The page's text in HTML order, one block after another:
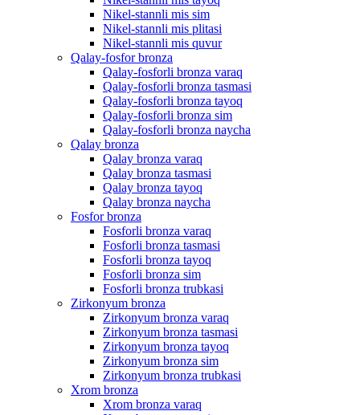
Nikel-stannli mis sim
Nikel-stannli mis plitasi
Nikel-stannli mis quvur
Qalay-fosfor bronza
Qalay-fosforli bronza varaq
Qalay-fosforli bronza tasmasi
Qalay-fosforli bronza tayoq
Qalay-fosforli bronza sim
Qalay-fosforli bronza naycha
Qalay bronza
Qalay bronza varaq
Qalay bronza tasmasi
Qalay bronza tayoq
Qalay bronza naycha
Fosfor bronza
Fosforli bronza varaq
Fosforli bronza tasmasi
Fosforli bronza tayoq
Fosforli bronza sim
Fosforli bronza trubkasi
Zirkonyum bronza
Zirkonyum bronza varaq
Zirkonyum bronza tasmasi
Zirkonyum bronza tayoq
Zirkonyum bronza sim
Zirkonyum bronza trubkasi
Xrom bronza
Xrom bronza varaq